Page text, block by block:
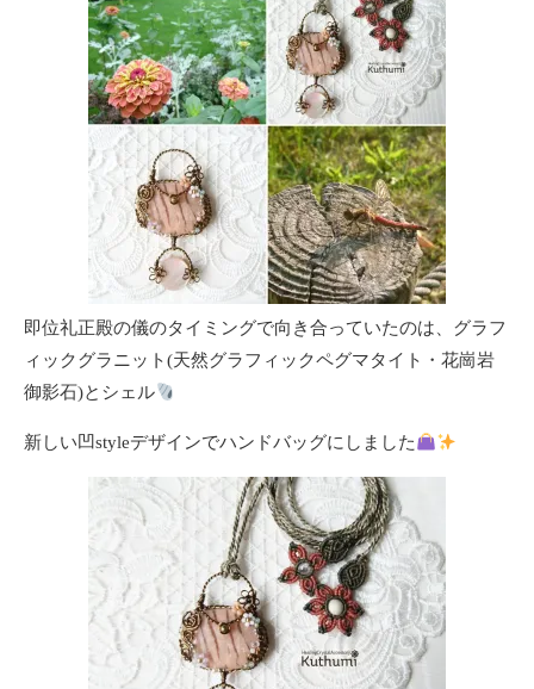
即位礼正殿の儀のタイミングで向き合っていたのは、グラフ
ィックグラニット(天然グラフィックペグマタイト・花崗岩
御影石)とシェル
新しい凹styleデザインでハンドバッグにしました